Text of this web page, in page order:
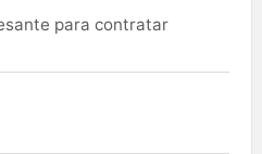
para contratar